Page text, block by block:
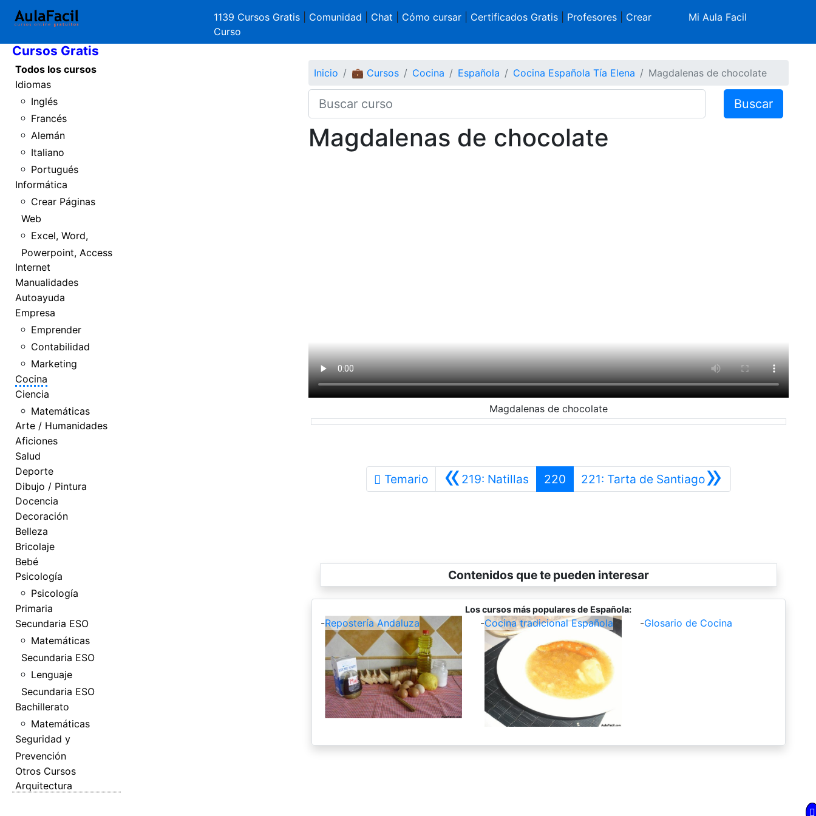
1139 Cursos Gratis Comunidad Chat Cómo cursar| Certificados Gratis| Profesores| Crear
Curso
Mi Aula Facil
Inicio
Cursos Gratis
Todos los cursos
Idiomas
Inglés
Francés
Alemán
Italiano
Portugués
Informática
Crear Páginas
Web
Excel, Word,
Powerpoint, Access
Internet
Manualidades
Autoayuda
Empresa
Emprender
Contabilidad
Marketing
Cocina
Ciencia
Matemáticas
Arte / Humanidades
Aficiones
Salud
Deporte
Dibujo / Pintura
Docencia
Decoración
Belleza
Bricolaje
Bebé
Psicología
Psicología
Primaria
Secundaria ESO
Matemáticas
Secundaria ESO
Lenguaje
Secundaria ESO
Bachillerato
Matemáticas
Seguridad y
Prevención
Otros Cursos
Arquitectura
Inicio 💼 Cursos Cocina Española Cocina Española Tía Elena Magdalenas de chocolate
Buscar
Magdalenas de chocolate
Magdalenas de chocolate
Temario «219: NatillasAnterior
220 »
221: Tarta de SantiagoSiguiente
Contenidos que te pueden interesar
Los cursos más populares de Española:
-Repostería Andaluza -Cocina tradicional Española -Glosario de Cocina